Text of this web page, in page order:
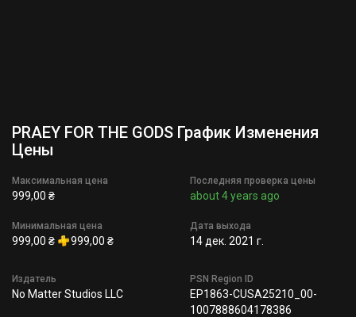
PRAEY FOR THE GODS График Изменения
Цены
Максимальная цена
999,00 ₴
Минимальная цена
999,00 ₴ 999,00 ₴
Последняя проверка цены
about 4 years ago
Дата выхода
14 дек. 2021 г.
Издатель
No Matter Studios LLC
PSN Region ID
EP1863-CUSA25210_00-
1007888604178386